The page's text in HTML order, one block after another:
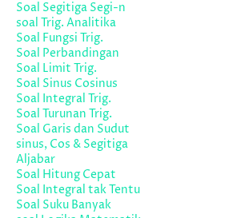
Soal Segitiga Segi-n
soal Trig. Analitika
Soal Fungsi Trig.
Soal Perbandingan
Soal Limit Trig.
Soal Sinus Cosinus
Soal Integral Trig.
Soal Turunan Trig.
Soal Garis dan Sudut
sinus, Cos & Segitiga
Aljabar
Soal Hitung Cepat
Soal Integral tak Tentu
Soal Suku Banyak